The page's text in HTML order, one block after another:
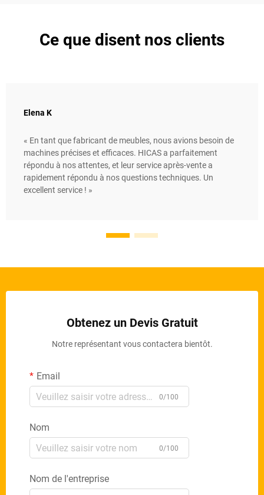
Ce que disent nos clients
Elena K
« En tant que fabricant de meubles, nous avions besoin de
machines précises et efficaces. HICAS a parfaitement
répondu à nos attentes, et leur service après-vente a
rapidement répondu à nos questions techniques. Un
excellent service ! »
Obtenez un Devis Gratuit
Notre représentant vous contactera bientôt.
Email
0/100
Nom
0/100
Nom de l'entreprise